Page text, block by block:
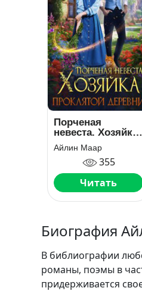
Порченая
невеста. Хозяйка
проклятой
деревни
Айлин Маар
355
Читать
Биография
В библиографии
романы, поэмы в
придерживается